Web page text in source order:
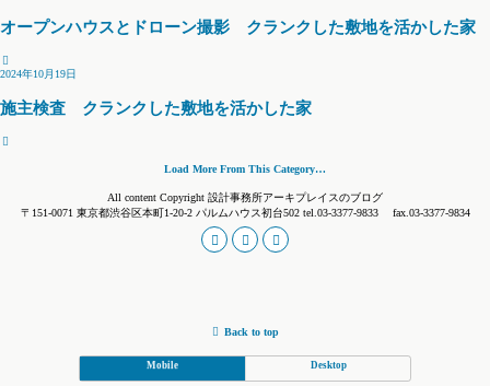
オープンハウスとドローン撮影 クランクした敷地を活かした家
2024年10月19日
施主検査 クランクした敷地を活かした家
Load More From This Category…
All content Copyright 設計事務所アーキプレイスのブログ
〒151-0071 東京都渋谷区本町1-20-2 パルムハウス初台502 tel.03-3377-9833 fax.03-3377-9834
Back to top
Mobile Desktop